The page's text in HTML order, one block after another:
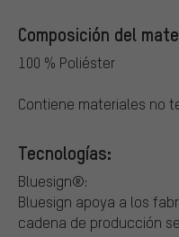
Composición del
100 % Poliéster
Contiene materiales no
Tecnologías:
Bluesign®:
Bluesign apoya a los
cadena de producción